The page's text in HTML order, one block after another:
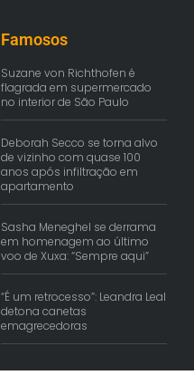
Famosos
Suzane von Richthofen é
flagrada em supermercado
no interior de São Paulo
Deborah Secco se torna alvo
de vizinho com quase 100
anos após infiltração em
apartamento
Sasha Meneghel se derrama
em homenagem ao último
voo de Xuxa: “Sempre aqui”
“É um retrocesso”: Leandra Leal
detona canetas
emagrecedoras